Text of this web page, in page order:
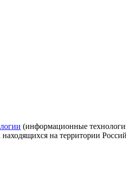
(информационные
на территории